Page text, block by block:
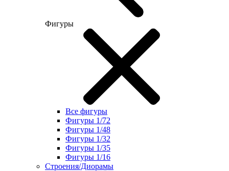
Фигуры
Все фигуры
Фигуры 1/72
Фигуры 1/48
Фигуры 1/32
Фигуры 1/35
Фигуры 1/16
Строения/Диорамы